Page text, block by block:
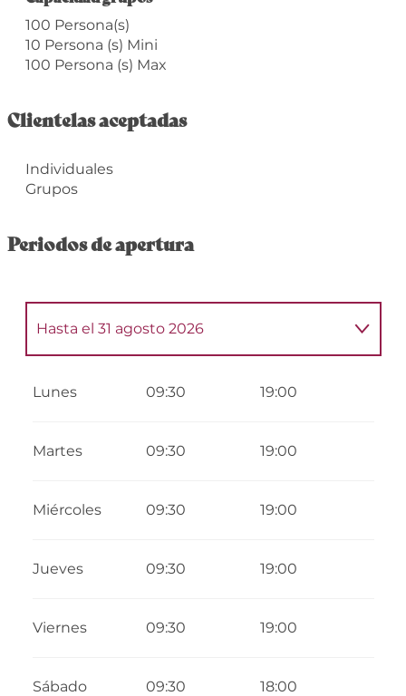
100 Persona(s)
10 Persona (s) Mini
100 Persona (s) Max
Clientelas aceptadas
Individuales
Grupos
Periodos de apertura
Hasta el 31 agosto 2026
Lunes 09:30 19:00
Martes 09:30 19:00
Miércoles 09:30 19:00
Jueves 09:30 19:00
Viernes 09:30 19:00
Sábado 09:30 18:00